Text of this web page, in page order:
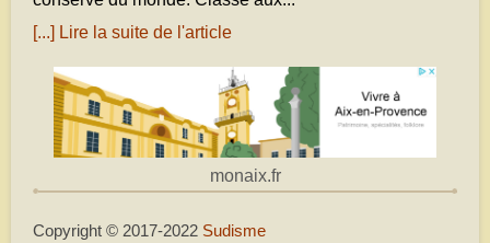
[...] Lire la suite de l'article
monaix.fr
Copyright © 2017-2022 Sudisme